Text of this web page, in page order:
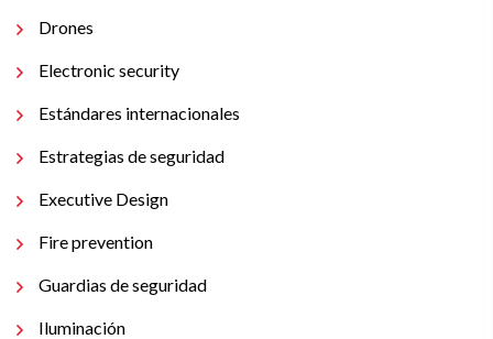
Drones
Electronic security
Estándares internacionales
Estrategias de seguridad
Executive Design
Fire prevention
Guardias de seguridad
Iluminación